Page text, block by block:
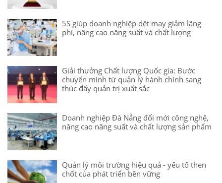
5S giúp doanh nghiệp dệt may giảm lãng
phí, nâng cao năng suất và chất lượng
Giải thưởng Chất lượng Quốc gia: Bước
chuyển mình từ quản lý hành chính sang
thúc đẩy quản trị xuất sắc
Doanh nghiệp Đà Nẵng đổi mới công nghệ,
nâng cao năng suất và chất lượng sản phẩm
Quản lý môi trường hiệu quả - yếu tố then
chốt của phát triển bền vững